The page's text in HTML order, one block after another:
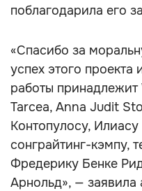
поблагодарила его
«Спасибо за
успех этого проекта
работы
Tarcea, Anna Judit
Контопулосу,
сонграйтинг-кэмпу,
Фредерику Бенке
Арнольд», — заявила